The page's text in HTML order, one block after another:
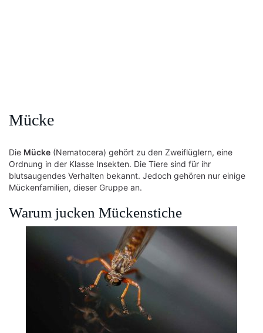
Mücke
Die Mücke (Nematocera) gehört zu den Zweiflüglern, eine
Ordnung in der Klasse Insekten. Die Tiere sind für ihr
blutsaugendes Verhalten bekannt. Jedoch gehören nur einige
Mückenfamilien, dieser Gruppe an.
Warum jucken Mückenstiche